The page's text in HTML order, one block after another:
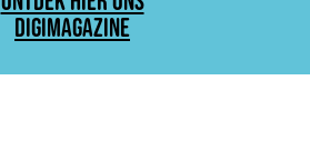
DIGIMAGAZINE